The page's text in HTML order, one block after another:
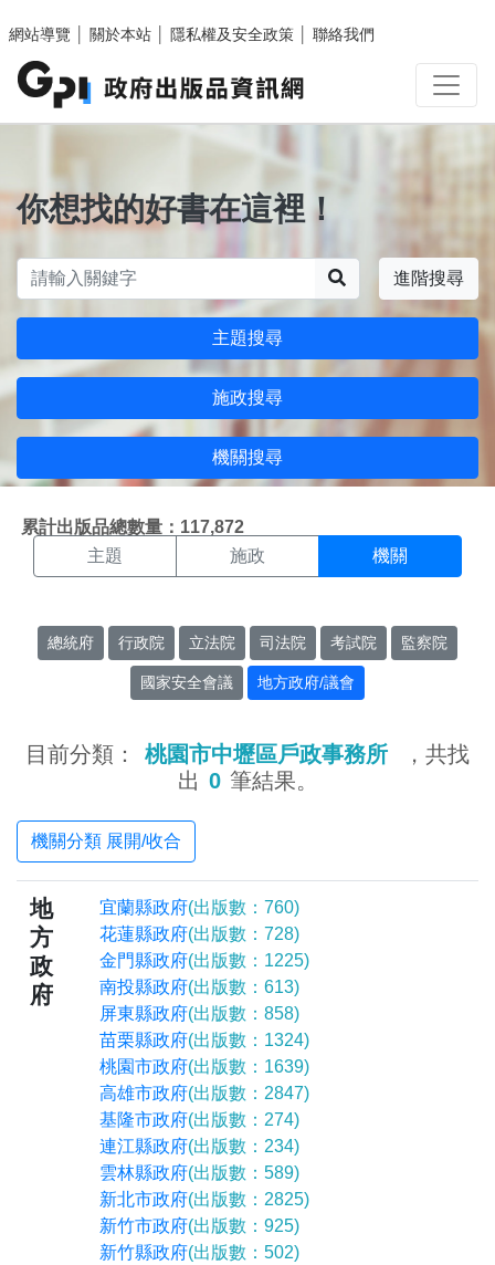
網站導覽
關於本站 隱私權及安全政策 聯絡我們
你想找的好書在這裡！
進階搜尋
主題搜尋
施政搜尋
機關搜尋
累計出版品總數量：117,872
機關搜尋結果頁面
主題 施政 機關
總統府 行政院 立法院 司法院 考試院 監察院
國家安全會議 地方政府/議會
目前分類： 桃園市中壢區戶政事務所
，共找
出 0 筆結果。
機關分類 展開/收合
地
方
政
府
宜蘭縣政府(出版數：760)
花蓮縣政府(出版數：728)
金門縣政府(出版數：1225)
南投縣政府(出版數：613)
屏東縣政府(出版數：858)
苗栗縣政府(出版數：1324)
桃園市政府(出版數：1639)
高雄市政府(出版數：2847)
基隆市政府(出版數：274)
連江縣政府(出版數：234)
雲林縣政府(出版數：589)
新北市政府(出版數：2825)
新竹市政府(出版數：925)
新竹縣政府(出版數：502)